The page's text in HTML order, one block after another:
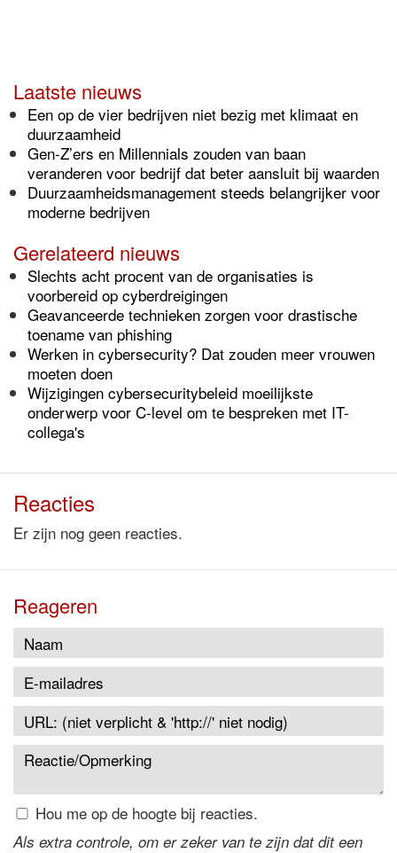
Laatste nieuws
Een op de vier bedrijven niet bezig met klimaat en
duurzaamheid
Gen-Z’ers en Millennials zouden van baan
veranderen voor bedrijf dat beter aansluit bij waarden
Duurzaamheidsmanagement steeds belangrijker voor
moderne bedrijven
Gerelateerd nieuws
Slechts acht procent van de organisaties is
voorbereid op cyberdreigingen
Geavanceerde technieken zorgen voor drastische
toename van phishing
Werken in cybersecurity? Dat zouden meer vrouwen
moeten doen
Wijzigingen cybersecuritybeleid moeilijkste
onderwerp voor C-level om te bespreken met IT-
collega's
Reacties
Er zijn nog geen reacties.
Reageren
Hou me op de hoogte bij reacties.
Als extra controle, om er zeker van te zijn dat dit een